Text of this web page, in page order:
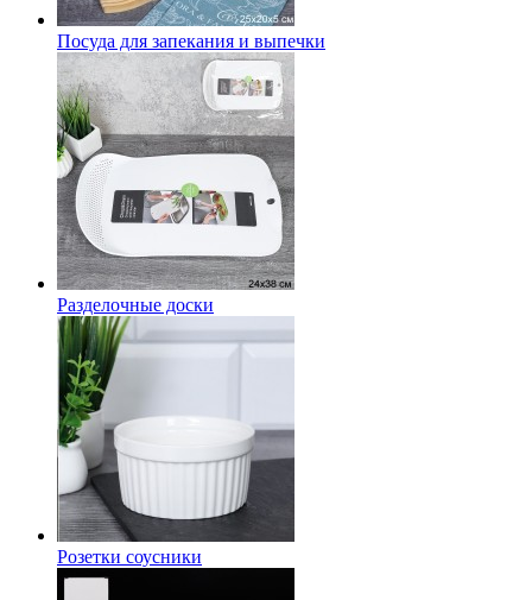
Посуда для запекания и выпечки
Разделочные доски
Розетки соусники